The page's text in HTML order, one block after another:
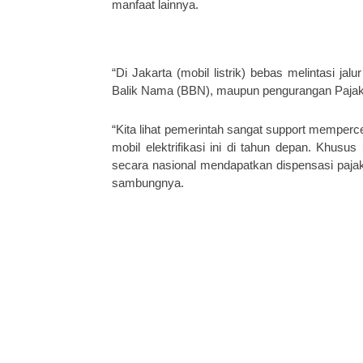
manfaat lainnya.
“Di Jakarta (mobil listrik) bebas melintasi
Balik Nama (BBN), maupun pengurangan
“Kita lihat pemerintah sangat support
mobil elektrifikasi ini di tahun depan.
secara nasional mendapatkan dispensasi
sambungnya.